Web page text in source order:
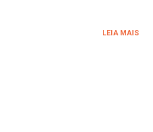
LEIA MAIS